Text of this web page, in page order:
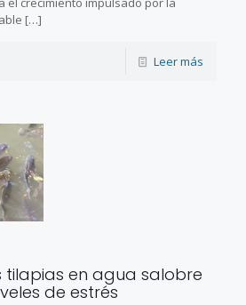
[…]
Leer más
tilapias en agua salobre
de estrés